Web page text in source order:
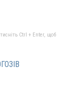
Ctrl + Enter, щоб